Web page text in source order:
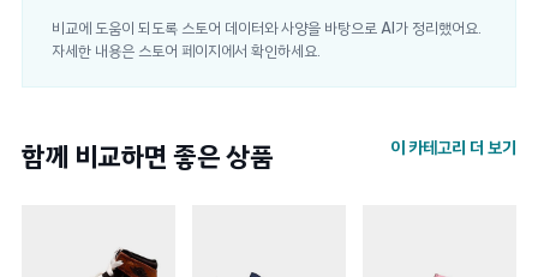
비교에 도움이 되도록 스토어 데이터와 사양을 바탕으로 AI가 정리했어요.
자세한 내용은 스토어 페이지에서 확인하세요.
함께 비교하면 좋은 상품 이 카테고리 더 보기